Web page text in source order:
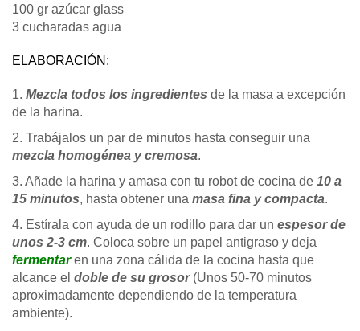
100 gr azúcar glass
3 cucharadas agua
ELABORACIÓN:
1. Mezcla todos los ingredientes de la masa a excepción
de la harina.
2. Trabájalos un par de minutos hasta conseguir una
mezcla homogénea y cremosa.
3. Añade la harina y amasa con tu robot de cocina de 10 a
15 minutos, hasta obtener una masa fina y compacta.
4. Estírala con ayuda de un rodillo para dar un espesor de
unos 2-3 cm. Coloca sobre un papel antigraso y deja
fermentaren una zona cálida de la cocina hasta que
alcance el doble de su grosor(Unos 50-70 minutos
aproximadamente dependiendo de la temperatura
ambiente).